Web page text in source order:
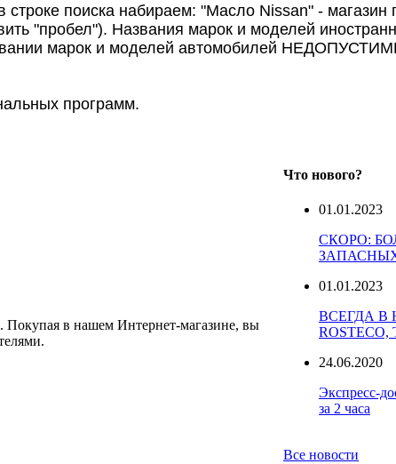
поиска набираем: "Масло Nissan" - магазин
"пробел"). Названия марок и моделей
марок и моделей автомобилей
программ.
Покупая в нашем Интернет-магазине, вы
Что нового?
01.01.2023
СКОРО:
01.01.2023
ВСЕГДА В
ROSTECO,
24.06.2020
Экспресс-
за 2 часа
Все новости